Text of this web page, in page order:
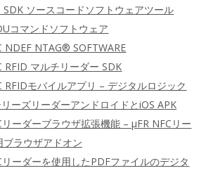
SDK ソースコードソフトウェアツール
コマンドソフトウェア
NDEF NTAG® SOFTWARE
RFID マルチリーダー SDK
RFIDモバイルアプリ – デジタルロジック
ーズリーダーアンドロイドとiOS APK
リーダーブラウザ拡張機能 – μFR NFCリー
ブラウザアドオン
リーダーを使用したPDFファイルのデジタ